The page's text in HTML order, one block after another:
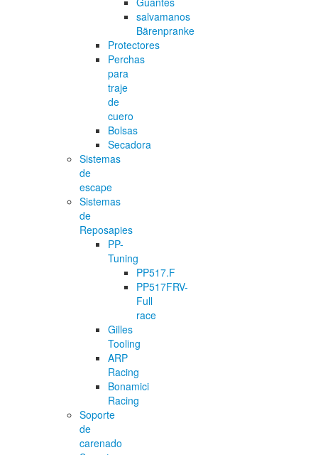
salvamanos
Bärenpranke
Protectores
Perchas
para
traje
de
cuero
Bolsas
Secadora
Sistemas
de
escape
Sistemas
de
Reposapies
PP-
Tuning
PP517.F
PP517FRV-
Full
race
Gilles
Tooling
ARP
Racing
Bonamici
Racing
Soporte
de
carenado